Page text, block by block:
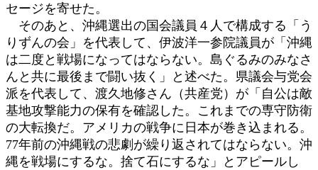
セージを寄せた。
そのあと、沖縄選出の国会議員４人で構成する「う
りずんの会」を代表して、伊波洋一参院議員が「沖縄
は二度と戦場になってはならない。島ぐるみのみなさ
んと共に最後まで闘い抜く」と述べた。県議会与党会
派を代表して、渡久地修さん（共産党）が「自公は敵
基地攻撃能力の保有を確認した。これまでの専守防衛
の大転換だ。アメリカの戦争に日本が巻き込まれる。
77年前の沖縄戦の悲劇が繰り返されてはならない。沖
縄を戦場にするな。捨て石にするな」とアピールし